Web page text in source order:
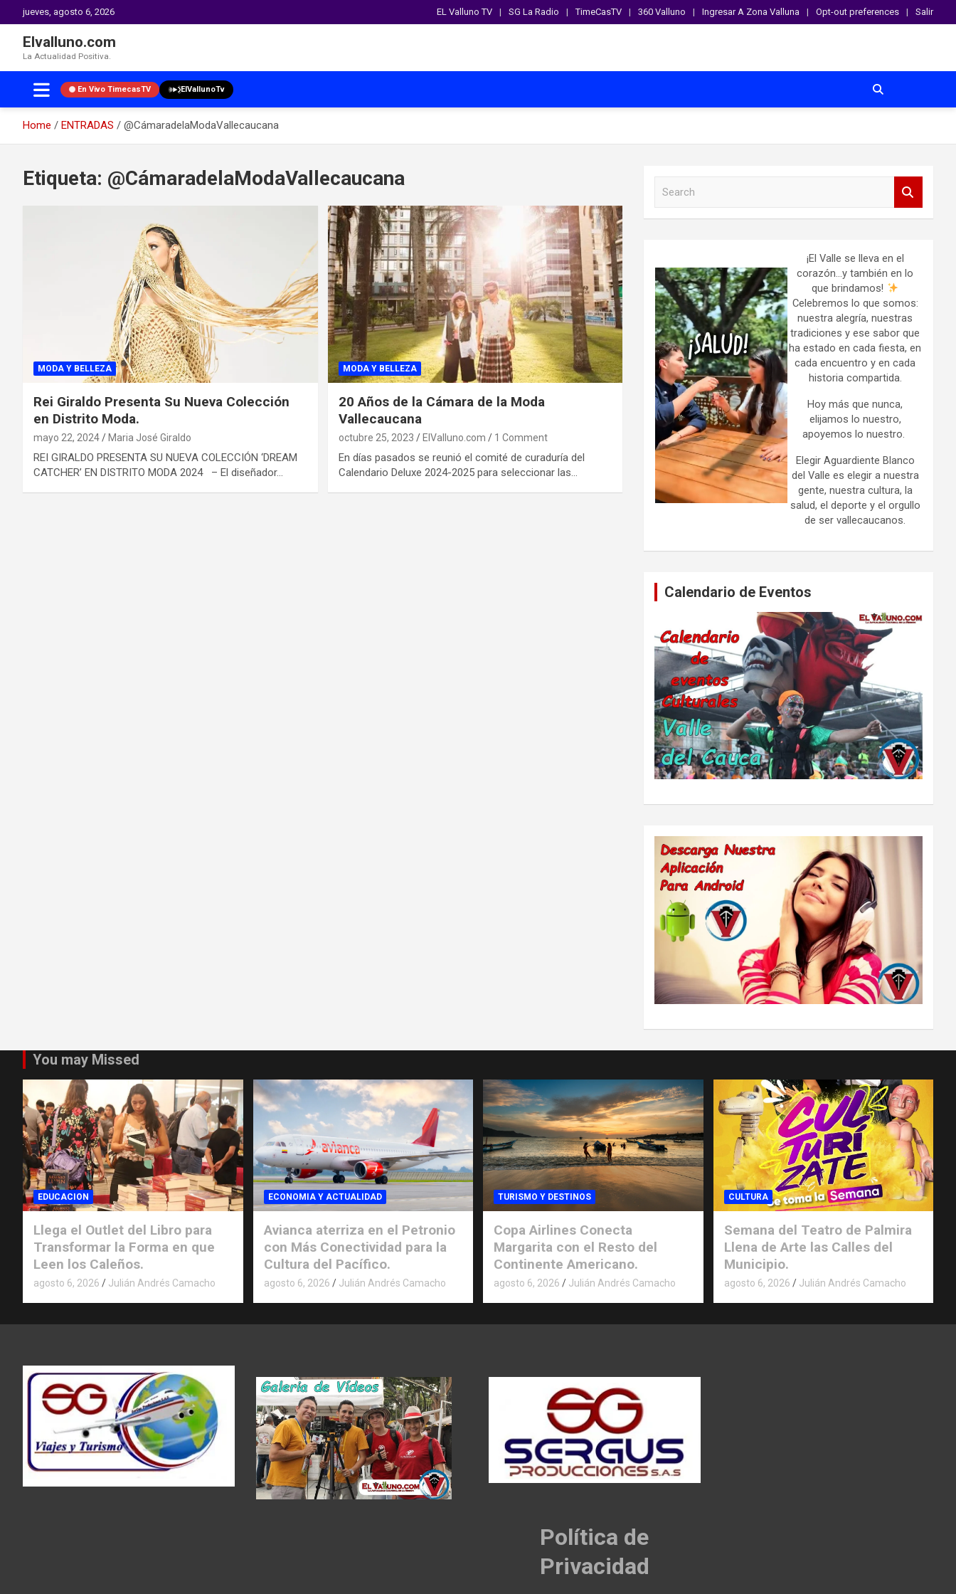
jueves, agosto 6, 2026 EL Valluno TV SG La Radio TimeCasTV 360 Valluno Ingresar A Zona Valluna Opt-out preferences Salir
Elvalluno.com
La Actualidad Positiva.
En Vivo TimecasTV ElVallunoTv
Home ENTRADAS
@CámaradelaModaVallecaucana
contentEtiqueta: @CámaradelaModaVallecaucana
MODA Y BELLEZA
Rei Giraldo Presenta Su Nueva Colección
en Distrito Moda.
mayo 22, 2024 Maria José Giraldo
REI GIRALDO PRESENTA SU NUEVA COLECCIÓN ‘DREAM
CATCHER’ EN DISTRITO MODA 2024 – El diseñador…
MODA Y BELLEZA
20 Años de la Cámara de la Moda
Vallecaucana
octubre 25, 2023 ElValluno.com 1 Comment
En días pasados se reunió el comité de curaduría del
Calendario Deluxe 2024-2025 para seleccionar las…
¡El Valle se lleva en el
corazón…y también en lo
que brindamos!
Celebremos lo que somos:
nuestra alegría, nuestras
tradiciones y ese sabor que
ha estado en cada fiesta, en
cada encuentro y en cada
historia compartida.
Hoy más que nunca,
elijamos lo nuestro,
apoyemos lo nuestro.
Elegir Aguardiente Blanco
del Valle es elegir a nuestra
gente, nuestra cultura, la
salud, el deporte y el orgullo
de ser vallecaucanos.
Calendario de Eventos
You may Missed
EDUCACION
Llega el Outlet del Libro para
Transformar la Forma en que
Leen los Caleños.
agosto 6, 2026 Julián Andrés Camacho
ECONOMIA Y ACTUALIDAD
Avianca aterriza en el Petronio
con Más Conectividad para la
Cultura del Pacífico.
agosto 6, 2026 Julián Andrés Camacho
TURISMO Y DESTINOS
Copa Airlines Conecta
Margarita con el Resto del
Continente Americano.
agosto 6, 2026 Julián Andrés Camacho
CULTURA
Semana del Teatro de Palmira
Llena de Arte las Calles del
Municipio.
agosto 6, 2026 Julián Andrés Camacho
Política de
Privacidad